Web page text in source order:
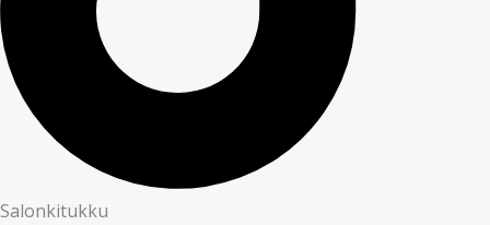
Salonkitukku